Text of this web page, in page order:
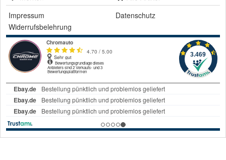
Impressum
Datenschutz
Widerrufsbelehrung